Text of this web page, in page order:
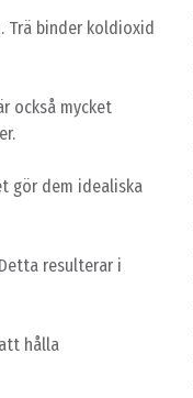
Trä binder koldioxid
också mycket
gör dem idealiska
resulterar i
hålla